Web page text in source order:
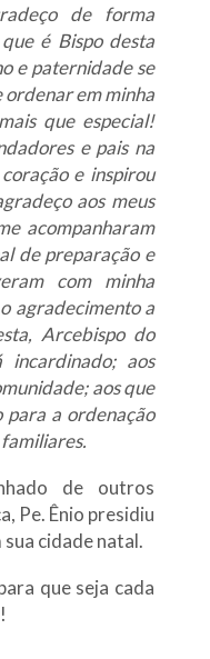
de forma
é Bispo desta
e paternidade se
ordenar em minha
que especial!
e pais na
e inspirou
aos meus
acompanharam
de preparação e
com minha
agradecimento a
Arcebispo do
aos
aos que
para a ordenação
familiares.
de outros
Pe. Ênio presidiu
cidade natal.
que seja cada